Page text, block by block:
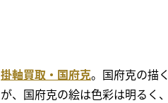
掛軸買取・国府克。国府克の描
が、国府克の絵は色彩は明るく